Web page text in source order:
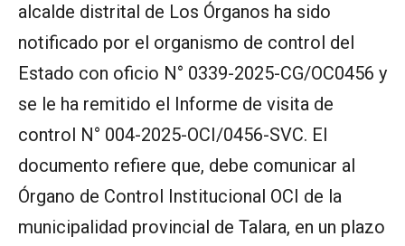
alcalde distrital de Los Órganos ha sido
notificado por el organismo de control del
Estado con oficio N° 0339-2025-CG/OC0456 y
se le ha remitido el Informe de visita de
control N° 004-2025-OCI/0456-SVC. El
documento refiere que, debe comunicar al
Órgano de Control Institucional OCI de la
municipalidad provincial de Talara, en un plazo